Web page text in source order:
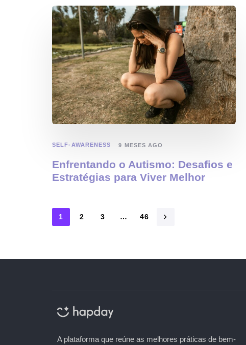
SELF-AWARENESS 9 MESES AGO
Enfrentando o Autismo: Desafios e
Estratégias para Viver Melhor
1 2 3 … 46
A plataforma que reúne as melhores práticas de bem-